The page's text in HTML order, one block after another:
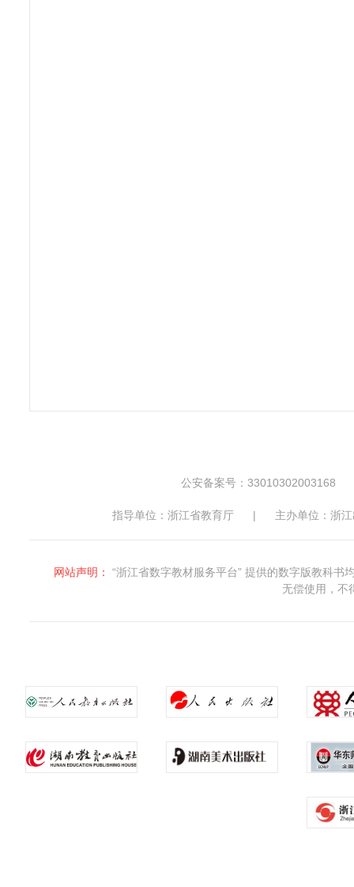
公安备案号：33010302003168
指导单位：浙江省教育厅 | 主办单位：浙
网站声明：
“浙江省数字教材服务平台” 提供的数字版教科
无偿使用，不